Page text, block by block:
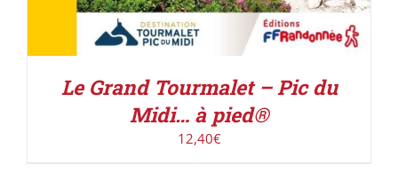
Le Grand Tourmalet – Pic du
Midi… à pied®
12,40€